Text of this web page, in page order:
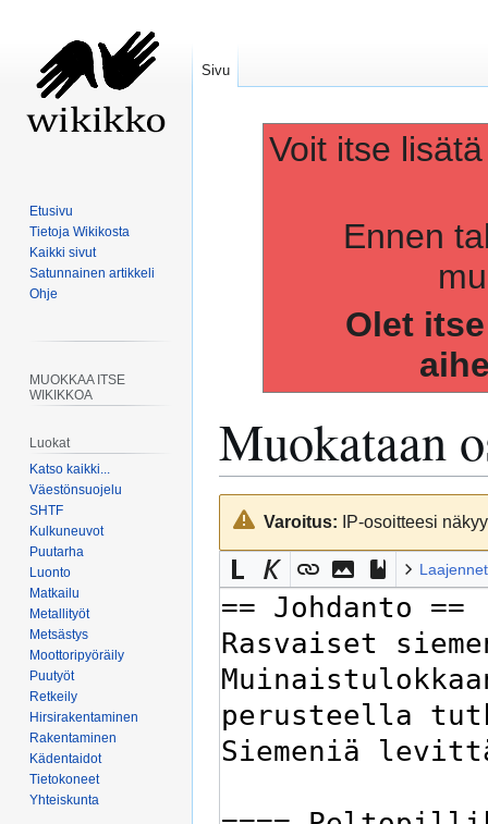
Voit itse
Ennen
Olet
Muokataan
Siirry
navigaatioon
Siirry
hakuunVaroitus: IP-osoitteesi
Sivu
Etusivu
Tietoja Wikikosta
Kaikki sivut
Satunnainen artikkeli
Ohje
MUOKKAA ITSE
WIKIKKOA
Luokat
Katso kaikki...
Väestönsuojelu
SHTF
Kulkuneuvot
Puutarha
Luonto
Matkailu
Metallityöt
Metsästys
Moottoripyöräily
Puutyöt
Retkeily
Hirsirakentaminen
Rakentaminen
Kädentaidot
Tietokoneet
Yhteiskunta